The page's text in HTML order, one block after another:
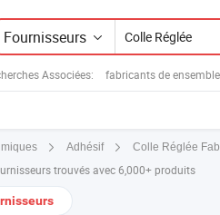
Fournisseurs
Associées: fabricants de
Adhésif Colle Réglée
trouvés avec 6,000+ produits